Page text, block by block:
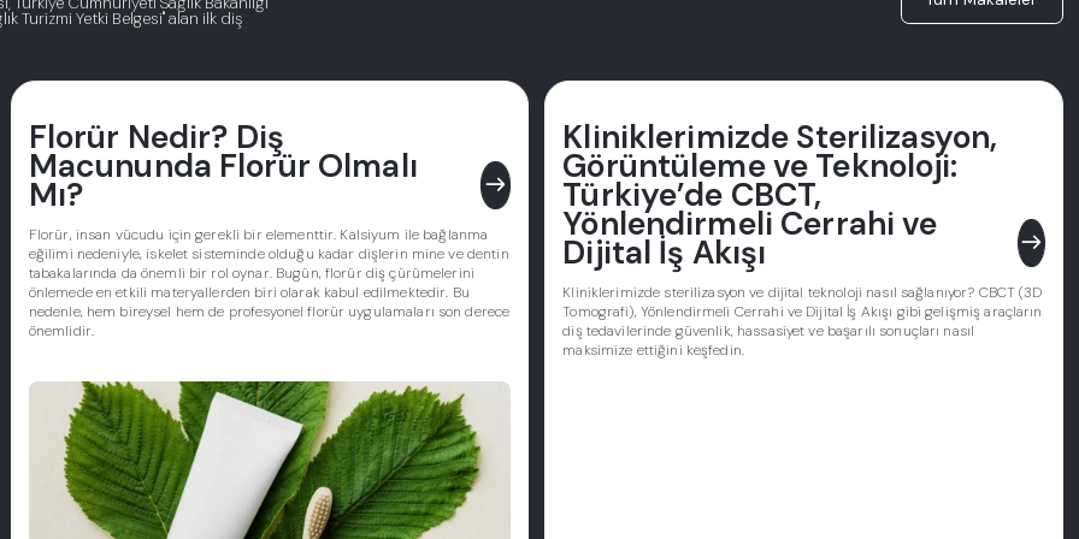
Turizmi Yetki Belgesi" alan ilk diş
Florür Nedir? Diş
Macununda Florür Olmalı
Mı? east
Florür, insan vücudu için gerekli bir elementtir. Kalsiyum ile bağlanma
eğilimi nedeniyle, iskelet sisteminde olduğu kadar dişlerin mine ve dentin
tabakalarında da önemli bir rol oynar. Bugün, florür diş çürümelerini
önlemede en etkili materyallerden biri olarak kabul edilmektedir. Bu
nedenle, hem bireysel hem de profesyonel florür uygulamaları son derece
önemlidir.
Kliniklerimizde Sterilizasyon,
Görüntüleme ve Teknoloji:
Türkiye’de CBCT,
Yönlendirmeli Cerrahi ve
Dijital İş Akışı east
Kliniklerimizde sterilizasyon ve dijital teknoloji nasıl sağlanıyor? CBCT (3D
Tomografi), Yönlendirmeli Cerrahi ve Dijital İş Akışı gibi gelişmiş araçların
diş tedavilerinde güvenlik, hassasiyet ve başarılı sonuçları nasıl
maksimize ettiğini keşfedin.